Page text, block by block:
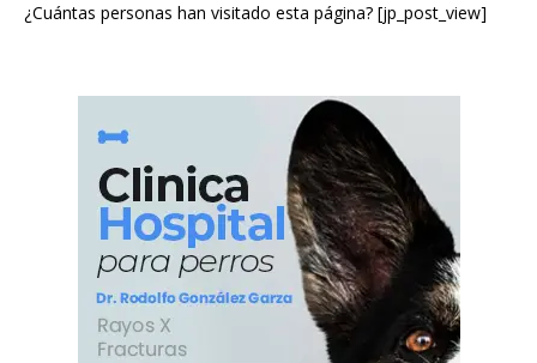
¿Cuántas personas han visitado esta página? [jp_post_view]